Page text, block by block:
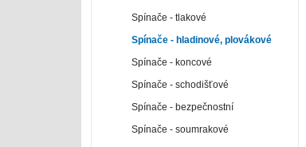
Spínače - tlakové
Spínače - hladinové, plovákové
Spínače - koncové
Spínače - schodišťové
Spínače - bezpečnostní
Spínače - soumrakové